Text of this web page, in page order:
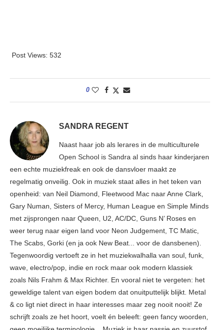
Post Views: 532
0
SANDRA REGENT
Naast haar job als lerares in de multiculturele
Open School is Sandra al sinds haar kinderjaren
een echte muziekfreak en ook de dansvloer maakt ze
regelmatig onveilig. Ook in muziek staat alles in het teken van
openheid: van Neil Diamond, Fleetwood Mac naar Anne Clark,
Gary Numan, Sisters of Mercy, Human League en Simple Minds
met zijsprongen naar Queen, U2, AC/DC, Guns N’ Roses en
weer terug naar eigen land voor Neon Judgement, TC Matic,
The Scabs, Gorki (en ja ook New Beat... voor de dansbenen).
Tegenwoordig vertoeft ze in het muziekwalhalla van soul, funk,
wave, electro/pop, indie en rock maar ook modern klassiek
zoals Nils Frahm & Max Richter. En vooral niet te vergeten: het
geweldige talent van eigen bodem dat onuitputtelijk blijkt. Metal
& co ligt niet direct in haar interesses maar zeg nooit nooit! Ze
schrijft zoals ze het hoort, voelt én beleeft: geen fancy woorden,